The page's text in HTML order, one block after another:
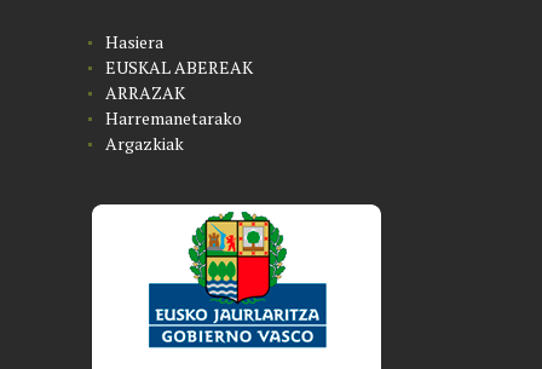
Hasiera
EUSKAL ABEREAK
ARRAZAK
Harremanetarako
Argazkiak